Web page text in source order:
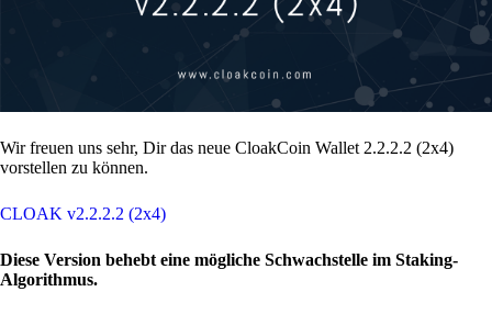
Wir freuen uns sehr, Dir das neue CloakCoin Wallet 2.2.2.2 (2x4)
vorstellen zu können.
CLOAK v2.2.2.2 (2x4)
Diese Version behebt eine mögliche Schwachstelle im Staking-
Algorithmus.